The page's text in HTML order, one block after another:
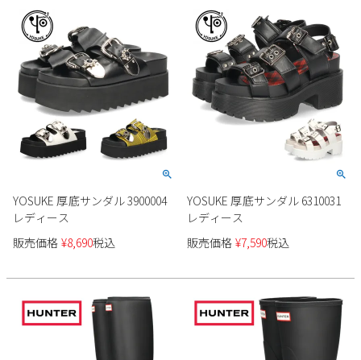
YOSUKE 厚底サンダル 3900004
レディース
販売価格 ¥8,690税込
YOSUKE 厚底サンダル 6310031
レディース
販売価格 ¥7,590税込